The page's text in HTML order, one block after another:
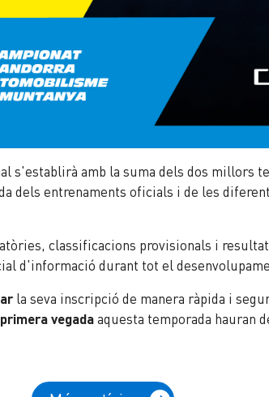
s'establirà amb la suma dels dos millors
dels entrenaments oficials i de les
classificacions provisionals i
d'informació durant tot el
la seva inscripció de manera ràpida i
vegadaaquesta temporada hauran